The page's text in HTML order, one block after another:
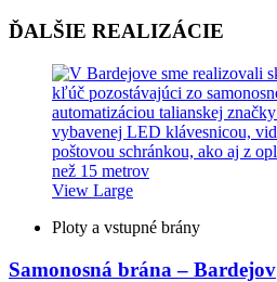
ĎALŠIE REALIZÁCIE
View Large
Ploty a vstupné brány
Samonosná brána – Bardejov